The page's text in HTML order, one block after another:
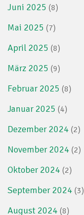
Juni 2025 (8)
Mai 2025 (7)
April 2025 (8)
März 2025 (9)
Februar 2025 (8)
Januar 2025 (4)
Dezember 2024 (2)
November 2024 (2)
Oktober 2024 (2)
September 2024 (3)
August 2024 (8)